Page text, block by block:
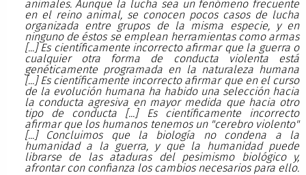
animales. Aunque la lucha sea un fenómeno frecuente
en el reino animal, se conocen pocos casos de lucha
organizada entre grupos de la misma especie, y en
ninguno de éstos se emplean herramientas como armas
[...] Es científicamente incorrecto afirmar que la guerra o
cualquier otra forma de conducta violenta está
genéticamente programada en la naturaleza humana
[...] Es científicamente incorrecto afirmar que en el curso
de la evolución humana ha habido una selección hacia
la conducta agresiva en mayor medida que hacia otro
tipo de conducta [...] Es científicamente incorrecto
afirmar que los humanos tenemos un "cerebro violento"
[...] Concluimos que la biología no condena a la
humanidad a la guerra, y que la humanidad puede
librarse de las ataduras del pesimismo biológico y,
afrontar con confianza los cambios necesarios para ello.